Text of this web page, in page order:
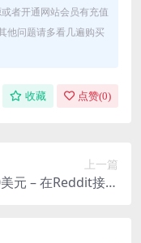
者开通网站会员有充值
他问题请多看几遍购买
收藏 点赞(0)
上一篇
元 – 在Reddit接单